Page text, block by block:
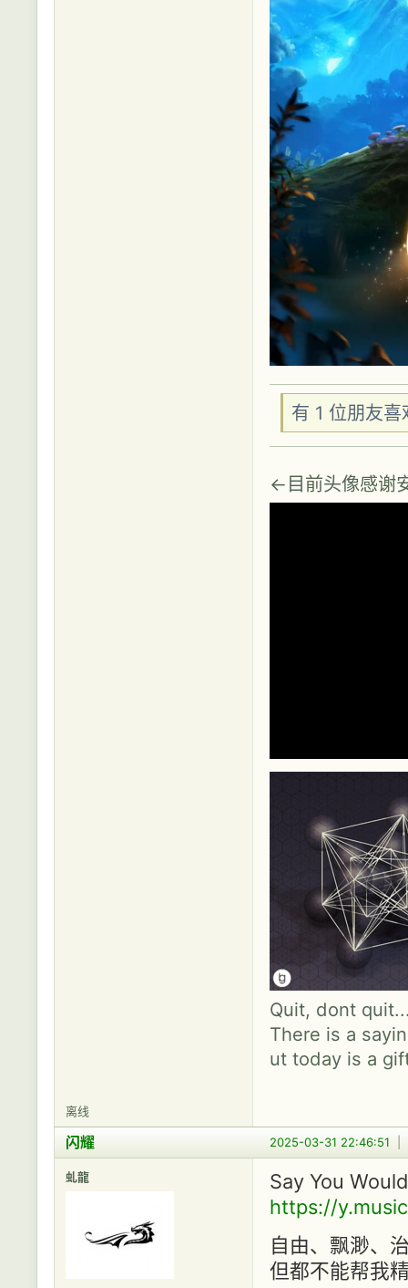
有 1 位朋友
←目前头像感谢
Quit, dont
There is a
ut today is a
离线
2025-03-31 22:46:51
闪耀
虬龍
Say You
https://
自由、飘渺、
但都不能帮我